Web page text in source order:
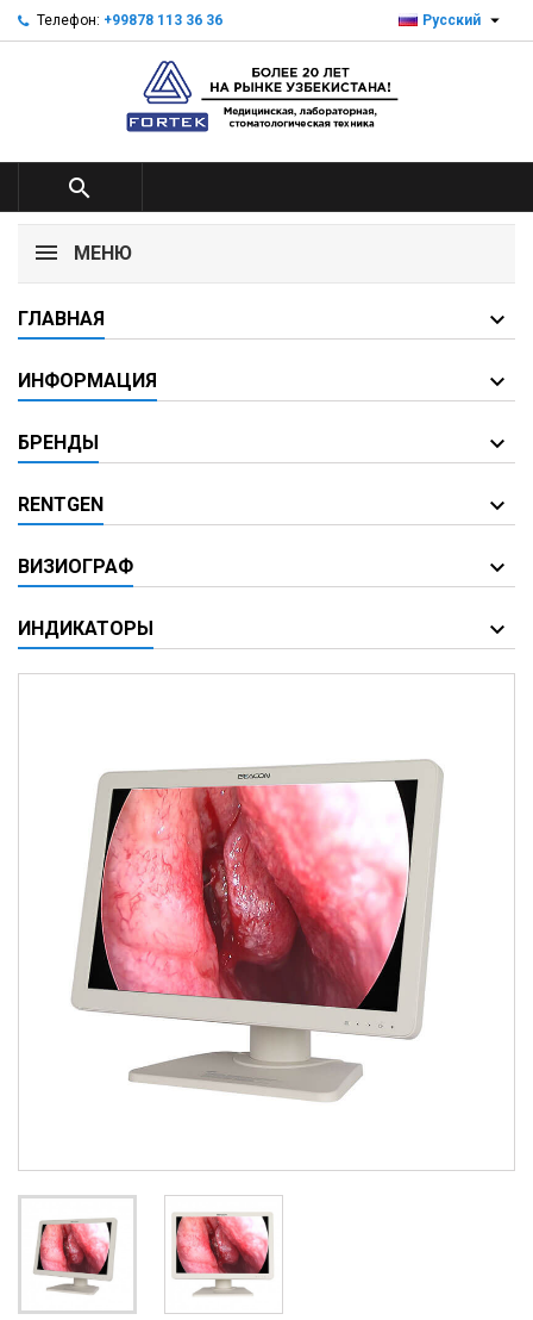
Телефон: +99878 113 36 36 Русский 

МЕНЮ
ГЛАВНАЯ
ИНФОРМАЦИЯ
БРЕНДЫ
RENTGEN
ВИЗИОГРАФ
ИНДИКАТОРЫ